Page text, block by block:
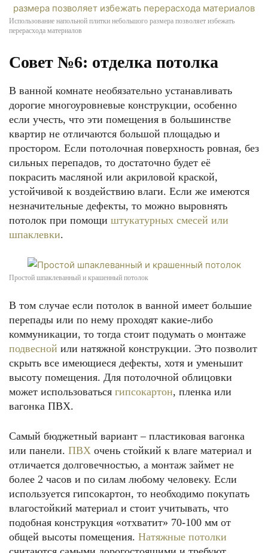
Использование напольной плитки небольшого размера позволяет избежать
перерасхода материалов
Совет №6: отделка потолка
В ванной комнате необязательно устанавливать
дорогие многоуровневые конструкции, особенно
если учесть, что эти помещения в большинстве
квартир не отличаются большой площадью и
простором. Если потолочная поверхность ровная, без
сильных перепадов, то достаточно будет её
покрасить масляной или акриловой краской,
устойчивой к воздействию влаги. Если же имеются
незначительные дефекты, то можно выровнять
потолок при помощи штукатурных смесей или
шпаклевки.
Простой шпаклеванный и крашенный потолок
В том случае если потолок в ванной имеет большие
перепады или по нему проходят какие-либо
коммуникации, то тогда стоит подумать о монтаже
подвесной или натяжной конструкции. Это позволит
скрыть все имеющиеся дефекты, хотя и уменьшит
высоту помещения. Для потолочной облицовки
может использоваться гипсокартон, пленка или
вагонка ПВХ.
Самый бюджетный вариант – пластиковая вагонка
или панели. ПВХ очень стойкий к влаге материал и
отличается долговечностью, а монтаж займет не
более 2 часов и по силам любому человеку. Если
используется гипсокартон, то необходимо покупать
влагостойкий материал и стоит учитывать, что
подобная конструкция «отхватит» 70-100 мм от
общей высоты помещения. Натяжные потолки